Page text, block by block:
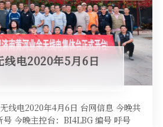
线电2020年5月6日
线电2020年4月6日 台网信息 今晚共
今晚主控台：BI4LBG 编号 呼号